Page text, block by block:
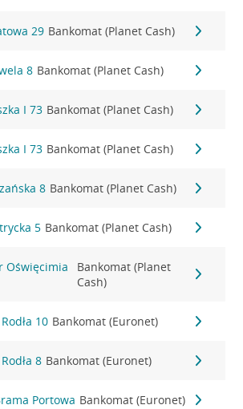
29 Bankomat (Planet Cash)
8 Bankomat (Planet Cash)
I 73 Bankomat (Planet Cash)
I 73 Bankomat (Planet Cash)
8 Bankomat (Planet Cash)
5 Bankomat (Planet Cash)
Oświęcimia
Bankomat (Planet
Cash)
10 Bankomat (Euronet)
8 Bankomat (Euronet)
Portowa Bankomat (Euronet)